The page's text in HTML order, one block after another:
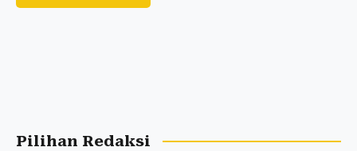
Pilihan Redaksi